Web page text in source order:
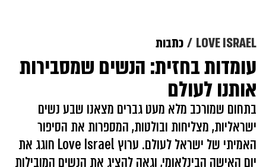
LOVE ISRAEL כתבות
עומדות בחזית: הנשים שמסבירות
אותנו לעולם
בתחום שמורכב מלא מעט גברים מצאנו שבע נשים
ישראליות, מצליחות ובולטות, המספרות את הסיפור
האמיתי של ישראל לעולם. ערוץ Love Israel חוגג את
יום האישה הבינלאומי, וגאה להציג את הנשים המובילות